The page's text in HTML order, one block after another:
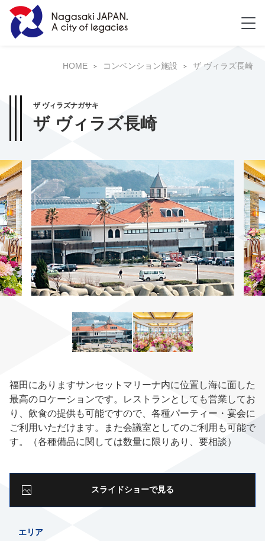
HOME コンベンション施設 ザ ヴィラズ長崎
ザ ヴィラズナガサキ
ザ ヴィラズ長崎
福田にありますサンセットマリーナ内に位置し海に面した
最高のロケーションです。レストランとしても営業してお
り、飲食の提供も可能ですので、各種パーティー・宴会に
ご利用いただけます。また会議室としてのご利用も可能で
す。（各種備品に関しては数量に限りあり、要相談）
スライドショーで見る
エリア